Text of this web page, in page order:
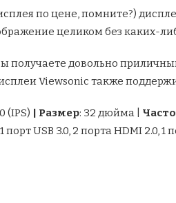
по цене, помните?)
целиком без каких-
получаете довольно
Viewsonic также
(IPS) | Размер: 32 дюйма |
порт USB 3.0, 2 порта HDMI